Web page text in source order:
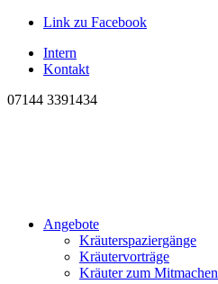
Link zu Facebook
Intern
Kontakt
07144 3391434
Angebote
Kräuterspaziergänge
Kräutervorträge
Kräuter zum Mitmachen